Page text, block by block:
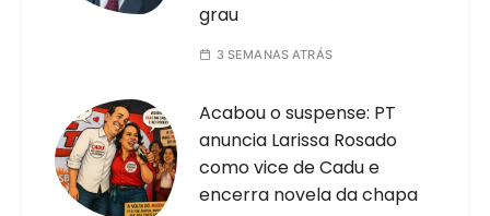
grau
3 SEMANAS ATRÁS
Acabou o suspense: PT
anuncia Larissa Rosado
como vice de Cadu e
encerra novela da chapa